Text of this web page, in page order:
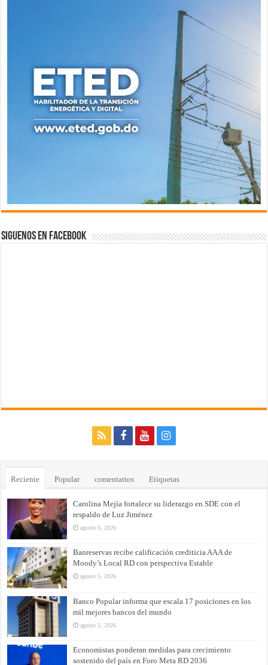
Siguenos en Facebook
Reciente Popular comentarios Etiquetas
Carolina Mejía fortalece su liderazgo en SDE con el
respaldo de Luz Jiménez
agosto 6, 2026
Banreservas recibe calificación crediticia AAA de
Moody’s Local RD con perspectiva Estable
agosto 5, 2026
Banco Popular informa que escala 17 posiciones en los
mil mejores bancos del mundo
agosto 5, 2026
Economistas ponderan medidas para crecimiento
sostenido del país en Foro Meta RD 2036